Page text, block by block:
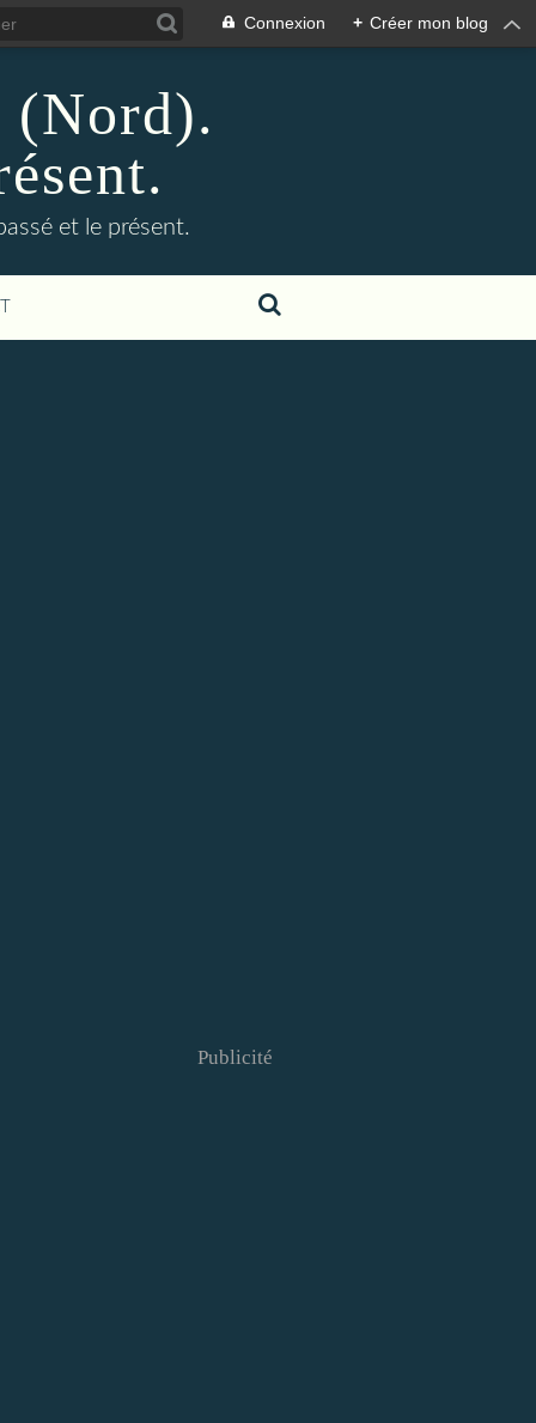
Connexion + Créer mon blog
et le présent.
Publicité